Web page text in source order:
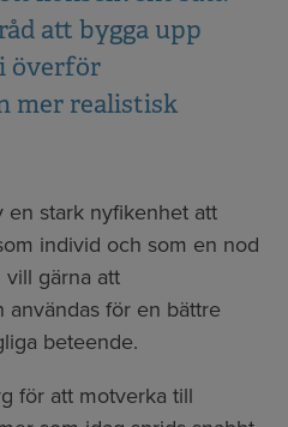
att bygga upp
överför
mer realistisk
en stark nyfikenhet att
individ och som en nod
gärna att
användas för en bättre
beteende.
för att motverka till